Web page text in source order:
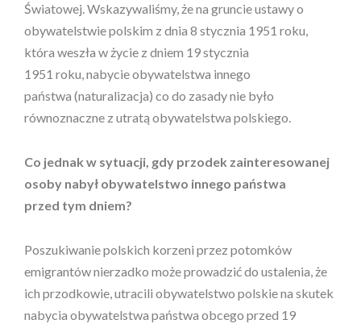
Światowej. Wskazywaliśmy, że na gruncie ustawy o
obywatelstwie polskim z dnia 8 stycznia 1951 roku,
która weszła w życie z dniem 19 stycznia
1951 roku, nabycie obywatelstwa innego
państwa (naturalizacja) co do zasady nie było
równoznaczne z utratą obywatelstwa polskiego.
Co jednak w sytuacji, gdy przodek zainteresowanej
osoby nabył obywatelstwo innego państwa
przed tym dniem?
Poszukiwanie polskich korzeni przez potomków
emigrantów nierzadko może prowadzić do ustalenia, że
ich przodkowie, utracili obywatelstwo polskie na skutek
nabycia obywatelstwa państwa obcego przed 19